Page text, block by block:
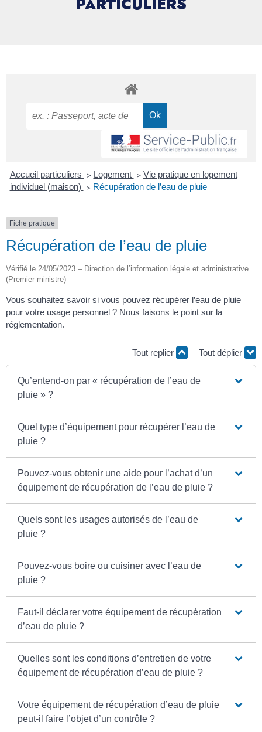
Accueil particuliers > Logement > Vie pratique en logement
individuel (maison) > Récupération de l’eau de pluie
Fiche pratique
Récupération de l’eau de pluie
Vérifié le 24/05/2023 – Direction de l’information légale et administrative
(Premier ministre)
Vous souhaitez savoir si vous pouvez récupérer l’eau de pluie
pour votre usage personnel ? Nous faisons le point sur la
réglementation.
Tout replier Tout déplier
Qu’entend-on par « récupération de l’eau de
pluie » ?
Quel type d’équipement pour récupérer l’eau de
pluie ?
Pouvez-vous obtenir une aide pour l’achat d’un
équipement de récupération de l’eau de pluie ?
Quels sont les usages autorisés de l’eau de
pluie ?
Pouvez-vous boire ou cuisiner avec l’eau de
pluie ?
Faut-il déclarer votre équipement de récupération
d’eau de pluie ?
Quelles sont les conditions d’entretien de votre
équipement de récupération d’eau de pluie ?
Votre équipement de récupération d’eau de pluie
peut-il faire l’objet d’un contrôle ?